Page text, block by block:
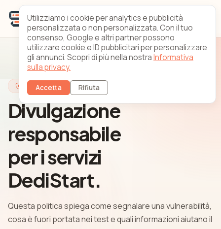
Sicurezza
Divulgazione
responsabile
per i servizi
DediStart.
Questa politica spiega come segnalare una vulnerabilità,
cosa è fuori portata nei test e quali informazioni aiutano il
Utilizziamo i cookie per analytics e pubblicità
personalizzata o non personalizzata. Con il tuo
consenso, Google e altri partner possono
utilizzare cookie e ID pubblicitari per personalizzare
gli annunci. Scopri di più nella nostraInformativa
sulla privacy.
Accetta Rifiuta